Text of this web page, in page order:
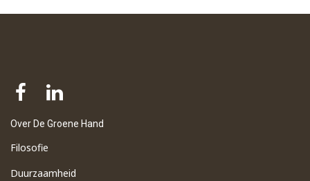
Over De Groene Hand
Filosofie
Duurzaamheid